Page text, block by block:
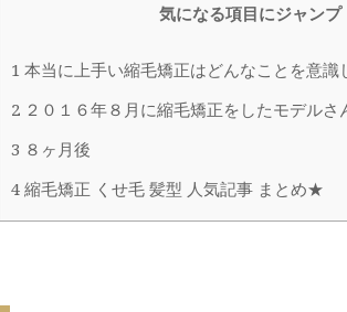
気になる項目にジャンプ
1 本当に上手い縮毛矯正はどんなことを意識
2 ２０１６年８月に縮毛矯正をしたモデルさ
3 ８ヶ月後
4 縮毛矯正 くせ毛 髪型 人気記事 まとめ★